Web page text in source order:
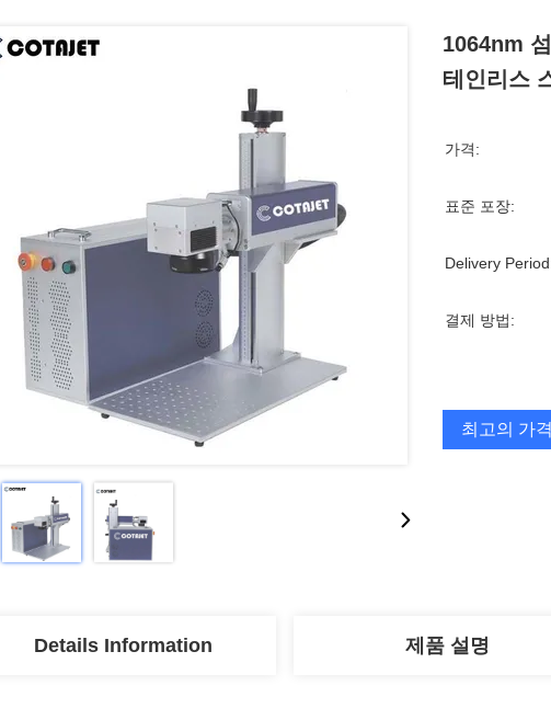
1064nm
테인리스
가격:
표준 포장:
Delivery
결제 방법:
최고의 가
Details Information 제품 설명